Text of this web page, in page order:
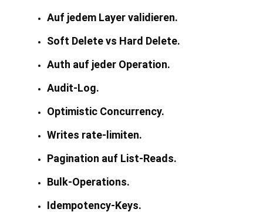
Auf jedem Layer validieren.
Soft Delete vs Hard Delete.
Auth auf jeder Operation.
Audit-Log.
Optimistic Concurrency.
Writes rate-limiten.
Pagination auf List-Reads.
Bulk-Operations.
Idempotency-Keys.